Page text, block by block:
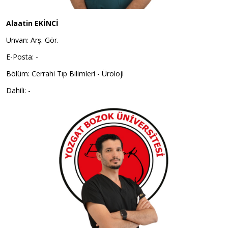
Alaatin EKİNCİ
Unvan: Arş. Gör.
E-Posta: -
Bölüm: Cerrahi Tıp Bilimleri - Üroloji
Dahili: -